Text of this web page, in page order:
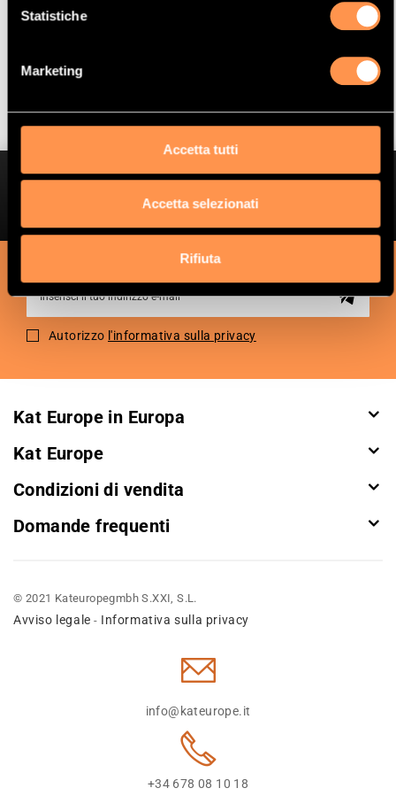
Statistiche
Marketing
Accetta tutti
Accetta selezionati
Rifiuta
Ottieni sconti esclusivi
Ricevi informazioni su offerte speciali e promozioni.
Sign
for
Autorizzo l'informativa sulla privacy
Kat Europe in Europa
Kat Europe
Condizioni di vendita
Domande frequenti
© 2021 Kateuropegmbh S.XXI, S.L.
Avviso legale - Informativa sulla privacy
info@kateurope.it
+34 678 08 10 18